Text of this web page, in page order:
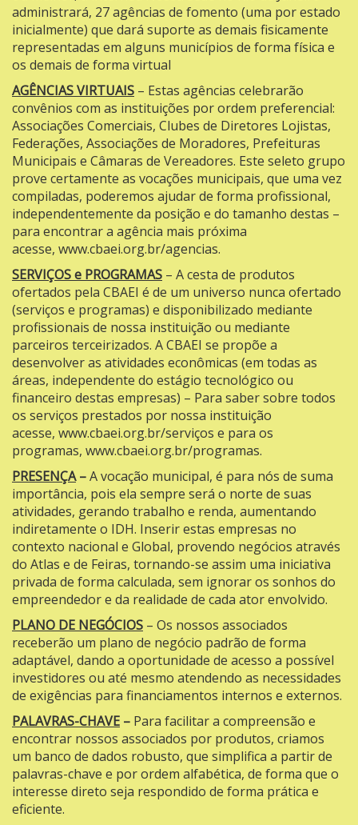
administrará, 27 agências de fomento (uma por estado
inicialmente) que dará suporte as demais fisicamente
representadas em alguns municípios de forma física e
os demais de forma virtual
AGÊNCIAS VIRTUAIS – Estas agências celebrarão
convênios com as instituições por ordem preferencial:
Associações Comerciais, Clubes de Diretores Lojistas,
Federações, Associações de Moradores, Prefeituras
Municipais e Câmaras de Vereadores. Este seleto grupo
prove certamente as vocações municipais, que uma vez
compiladas, poderemos ajudar de forma profissional,
independentemente da posição e do tamanho destas –
para encontrar a agência mais próxima
acesse, www.cbaei.org.br/agencias.
SERVIÇOS e PROGRAMAS – A cesta de produtos
ofertados pela CBAEI é de um universo nunca ofertado
(serviços e programas) e disponibilizado mediante
profissionais de nossa instituição ou mediante
parceiros terceirizados. A CBAEI se propõe a
desenvolver as atividades econômicas (em todas as
áreas, independente do estágio tecnológico ou
financeiro destas empresas) – Para saber sobre todos
os serviços prestados por nossa instituição
acesse, www.cbaei.org.br/serviços e para os
programas, www.cbaei.org.br/programas.
PRESENÇA–A vocação municipal, é para nós de suma
importância, pois ela sempre será o norte de suas
atividades, gerando trabalho e renda, aumentando
indiretamente o IDH. Inserir estas empresas no
contexto nacional e Global, provendo negócios através
do Atlas e de Feiras, tornando-se assim uma iniciativa
privada de forma calculada, sem ignorar os sonhos do
empreendedor e da realidade de cada ator envolvido.
PLANO DE NEGÓCIOS – Os nossos associados
receberão um plano de negócio padrão de forma
adaptável, dando a oportunidade de acesso a possível
investidores ou até mesmo atendendo as necessidades
de exigências para financiamentos internos e externos.
PALAVRAS-CHAVE – Para facilitar a compreensão e
encontrar nossos associados por produtos, criamos
um banco de dados robusto, que simplifica a partir de
palavras-chave e por ordem alfabética, de forma que o
interesse direto seja respondido de forma prática e
eficiente.